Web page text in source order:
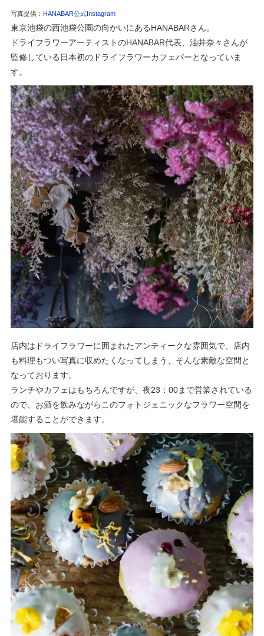
写真提供： HANABAR公式Instagram
東京池袋の西池袋公園の向かいにあるHANABARさん。
ドライフラワーアーティストのHANABAR代表、 油井奈々さんが
監修している日本初のドライフラワーカフェバーとなっていま
す。
店内はドライフラワーに囲まれたアンティークな雰囲気で、
店内
も料理もつい写真に収めたくなってしまう、そんな素敵な空間と
なっております。
ランチやカフェはもちろんですが、夜23：00まで営業されている
ので、お酒を飲みながらこのフォトジェニックなフラワー空間を
堪能することができます。